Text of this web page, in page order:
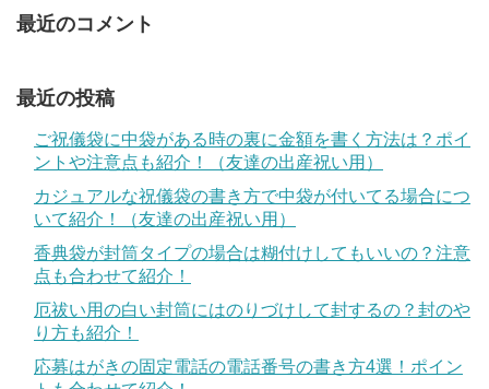
最近のコメント
最近の投稿
ご祝儀袋に中袋がある時の裏に金額を書く方法は？ポイ
ントや注意点も紹介！（友達の出産祝い用）
カジュアルな祝儀袋の書き方で中袋が付いてる場合につ
いて紹介！（友達の出産祝い用）
香典袋が封筒タイプの場合は糊付けしてもいいの？注意
点も合わせて紹介！
厄祓い用の白い封筒にはのりづけして封するの？封のや
り方も紹介！
応募はがきの固定電話の電話番号の書き方4選！ポイン